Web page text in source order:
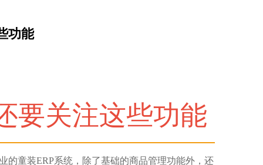
功能
要关注这些功能
的童装ERP系统，除了基础的商品管理功能外，还